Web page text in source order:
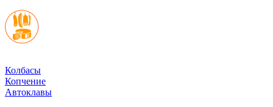
Колбасы
Копчение
Автоклавы